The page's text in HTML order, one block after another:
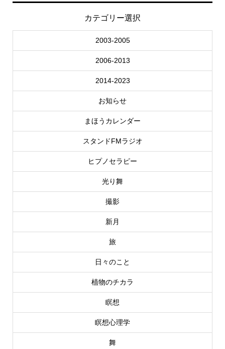
カテゴリー選択
2003-2005
2006-2013
2014-2023
お知らせ
まほうカレンダー
スタンドFMラジオ
ヒプノセラピー
光り舞
撮影
新月
旅
日々のこと
植物のチカラ
瞑想
瞑想心理学
舞